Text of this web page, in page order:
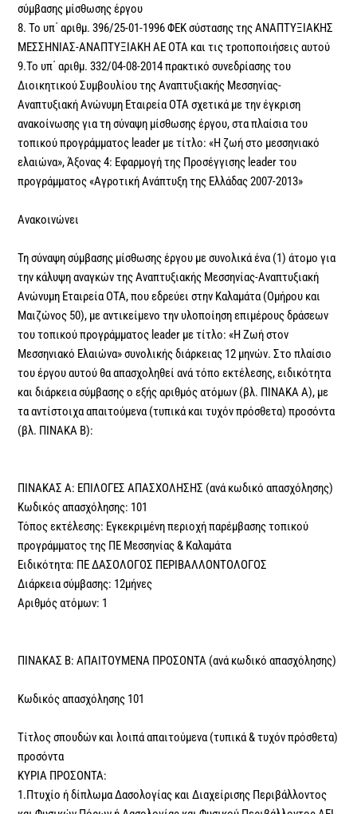
σύμβασης μίσθωσης έργου
8. Το υπ΄ αριθμ. 396/25-01-1996 ΦΕΚ σύστασης της ΑΝΑΠΤΥΞΙΑΚΗΣ
ΜΕΣΣΗΝΙΑΣ-ΑΝΑΠΤΥΞΙΑΚΗ ΑΕ ΟΤΑ και τις τροποποιήσεις αυτού
9.Το υπ΄ αριθμ. 332/04-08-2014 πρακτικό συνεδρίασης του
Διοικητικού Συμβουλίου της Αναπτυξιακής Μεσσηνίας-
Αναπτυξιακή Ανώνυμη Εταιρεία ΟΤΑ σχετικά με την έγκριση
ανακοίνωσης για τη σύναψη μίσθωσης έργου, στα πλαίσια του
τοπικού προγράμματος leader με τίτλο: «Η ζωή στο μεσσηνιακό
ελαιώνα», Άξονας 4: Εφαρμογή της Προσέγγισης leader του
προγράμματος «Αγροτική Ανάπτυξη της Ελλάδας 2007-2013»
Ανακοινώνει
Τη σύναψη σύμβασης μίσθωσης έργου με συνολικά ένα (1) άτομο για
την κάλυψη αναγκών της Αναπτυξιακής Μεσσηνίας-Αναπτυξιακή
Ανώνυμη Εταιρεία ΟΤΑ, που εδρεύει στην Καλαμάτα (Ομήρου και
Μαιζώνος 50), με αντικείμενο την υλοποίηση επιμέρους δράσεων
του τοπικού προγράμματος leader με τίτλο: «Η Ζωή στον
Μεσσηνιακό Ελαιώνα» συνολικής διάρκειας 12 μηνών. Στο πλαίσιο
του έργου αυτού θα απασχοληθεί ανά τόπο εκτέλεσης, ειδικότητα
και διάρκεια σύμβασης ο εξής αριθμός ατόμων (βλ. ΠΙΝΑΚΑ Α), με
τα αντίστοιχα απαιτούμενα (τυπικά και τυχόν πρόσθετα) προσόντα
(βλ. ΠΙΝΑΚΑ Β):
ΠΙΝΑΚΑΣ Α: ΕΠΙΛΟΓΕΣ ΑΠΑΣΧΟΛΗΣΗΣ (ανά κωδικό απασχόλησης)
Κωδικός απασχόλησης: 101
Τόπος εκτέλεσης: Εγκεκριμένη περιοχή παρέμβασης τοπικού
προγράμματος της ΠΕ Μεσσηνίας & Καλαμάτα
Ειδικότητα: ΠΕ ΔΑΣΟΛΟΓΟΣ ΠΕΡΙΒΑΛΛΟΝΤΟΛΟΓΟΣ
Διάρκεια σύμβασης: 12μήνες
Αριθμός ατόμων: 1
ΠΙΝΑΚΑΣ Β: ΑΠΑΙΤΟΥΜΕΝΑ ΠΡΟΣΟΝΤΑ (ανά κωδικό απασχόλησης)
Κωδικός απασχόλησης 101
Τίτλος σπουδών και λοιπά απαιτούμενα (τυπικά & τυχόν πρόσθετα)
προσόντα
ΚΥΡΙΑ ΠΡΟΣΟΝΤΑ:
1.Πτυχίο ή δίπλωμα Δασολογίας και Διαχείρισης Περιβάλλοντος